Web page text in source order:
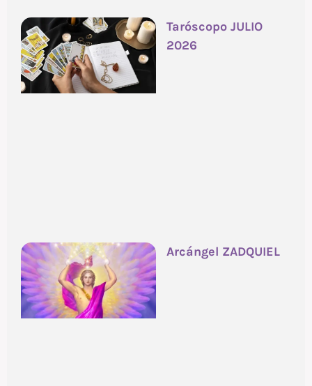
Taróscopo JULIO
2026
Arcángel ZADQUIEL